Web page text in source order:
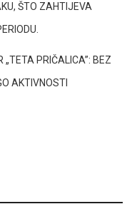
ŠTO ZAHTIJEVA
„TETA PRIČALICA”: BEZ
AKTIVNOSTI